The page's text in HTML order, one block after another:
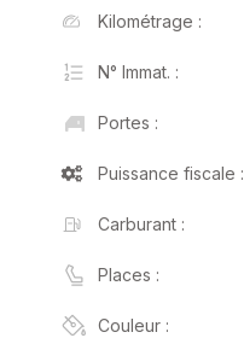
Kilométrage :
N° Immat. :
Portes :
Puissance fiscale :
Carburant :
Places :
Couleur :